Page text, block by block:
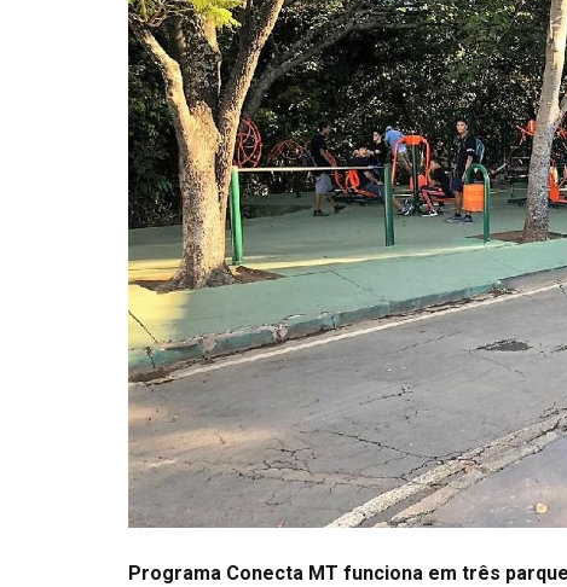
Programa Conecta MT funciona em três